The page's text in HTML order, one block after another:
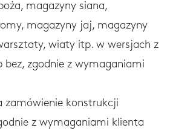
magazyny siana,
magazyny jaj, magazyny
wiaty itp. w wersjach z
bez, zgodnie z wymaganiami
zamówienie konstrukcji
z wymaganiami klienta